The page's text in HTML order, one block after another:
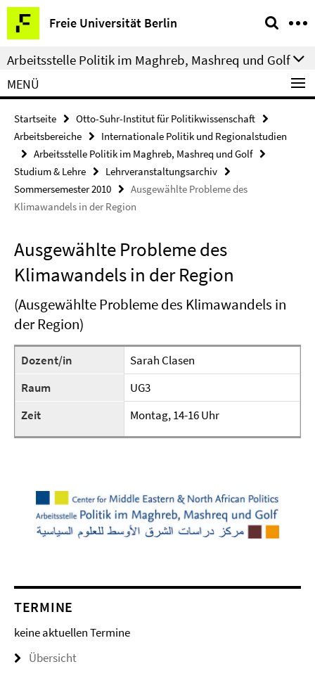
Springe
direkt
zu
Inhalt
Freie Universität Berlin
Service-
Navigation
Arbeitsstelle Politik im Maghreb, Mashreq und Golf
MENÜ
Startseite
Otto-Suhr-Institut für Politikwissenschaft
Arbeitsbereiche
Internationale Politik und Regionalstudien
Arbeitsstelle Politik im Maghreb, Mashreq und Golf
Studium & Lehre
Lehrveranstaltungsarchiv
Sommersemester 2010
Ausgewählte Probleme des
Klimawandels in der Region
Ausgewählte Probleme des
Klimawandels in der Region
(Ausgewählte Probleme des Klimawandels in
der Region)
Dozent/in
Sarah Clasen
Raum
UG3
Zeit
Montag, 14-16 Uhr
TERMINE
keine aktuellen Termine
Übersicht